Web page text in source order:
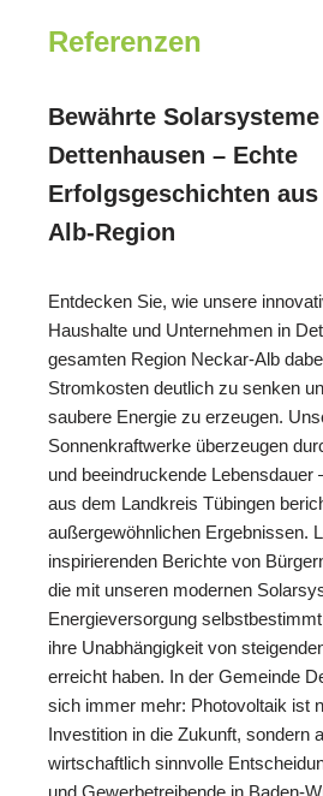
Referenzen
Bewährte
Dettenhausen – Echte
Erfolgsgeschichten aus
Alb-Region
Entdecken Sie, wie unsere
Haushalte und Unternehmen in
gesamten Region Neckar-Alb
Stromkosten deutlich zu senken
saubere Energie zu erzeugen.
Sonnenkraftwerke überzeugen
und beeindruckende Lebensdauer
aus dem Landkreis Tübingen
außergewöhnlichen Ergebnissen.
inspirierenden Berichte von
die mit unseren modernen
Energieversorgung
ihre Unabhängigkeit von
erreicht haben. In der Gemeinde
sich immer mehr: Photovoltaik ist
Investition in die Zukunft, sondern
wirtschaftlich sinnvolle